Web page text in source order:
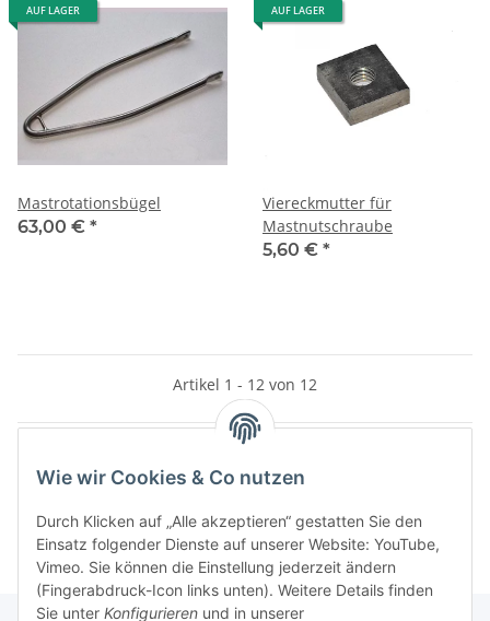
AUF LAGER
Mastrotationsbügel
63,00 € *
AUF LAGER
Viereckmutter für
Mastnutschraube
5,60 € *
Artikel 1 - 12 von 12
Wie wir Cookies & Co nutzen
Durch Klicken auf „Alle akzeptieren“ gestatten Sie den
Einsatz folgender Dienste auf unserer Website: YouTube,
Vimeo. Sie können die Einstellung jederzeit ändern
(Fingerabdruck-Icon links unten). Weitere Details finden
Sie unter Konfigurieren und in unserer